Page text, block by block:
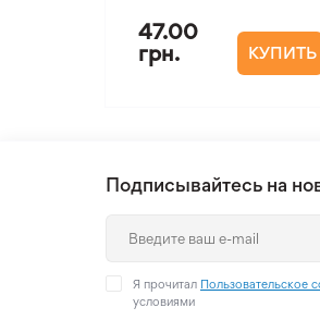
47.00
грн.
КУПИТЬ
Подписывайтесь на
Я прочитал Пользовательское
условиями